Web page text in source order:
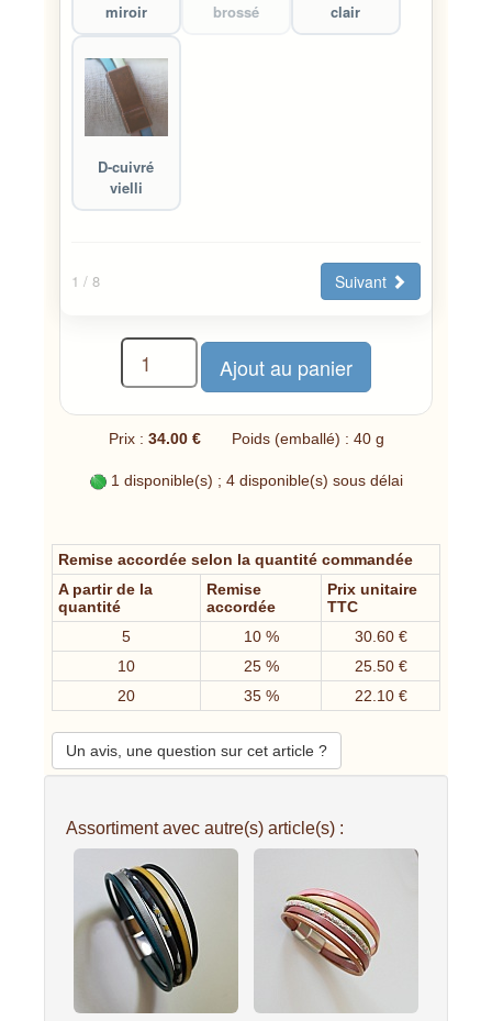
miroir
brossé
clair
D-cuivré
vielli
1 / 8 Suivant
Prix : 34.00 € Poids (emballé) : 40 g
1 disponible(s) ; 4 disponible(s) sous délai
Remise accordée selon la quantité commandée
A partir de la
quantité
Remise
accordée
Prix unitaire
TTC
5
10 %
30.60 €
10
25 %
25.50 €
20
35 % 22.10 €
Un avis, une question sur cet article ?
Assortiment avec autre(s) article(s) :